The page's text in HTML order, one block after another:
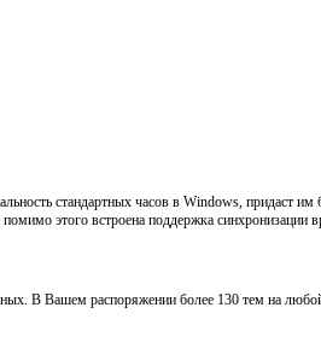
стандартных часов в Windows, придаст
этого встроена поддержка синхронизации
В Вашем распоряжении более 130 тем на